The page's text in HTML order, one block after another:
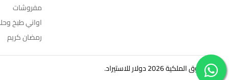
مفروشات
اواني طبخ
رمضان كريم
© حقوق الملكية 2026 دولار للاستيراد.